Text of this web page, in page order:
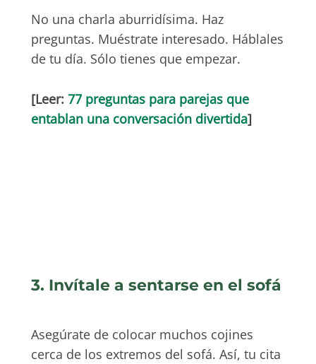
No una charla aburridísima. Haz
preguntas. Muéstrate interesado. Háblales
de tu día. Sólo tienes que empezar.
[Leer: 77 preguntas para parejas que
entablan una conversación divertida]
3. Invítale a sentarse en el sofá
Asegúrate de colocar muchos cojines
cerca de los extremos del sofá. Así, tu cita